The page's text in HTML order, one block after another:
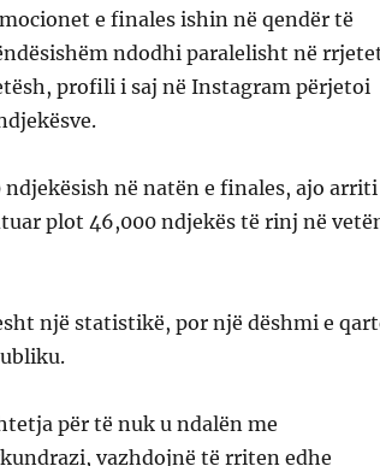
e finales ishin në qendër të
ndodhi paralelisht në
profili i saj në Instagram përjetoi
në natën e finales, ajo arriti
plot 46,000 ndjekës të rinj në
një statistikë, por një dëshmi e
për të nuk u ndalën me
vazhdojnë të rriten edhe